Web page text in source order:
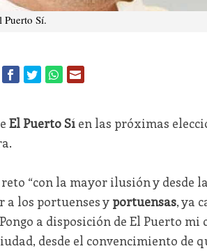
Sí.
El Puerto Síen las próximas
“con la mayor ilusión y desde
los portuenses y portuensas, ya
a disposición de El Puerto mi
desde el convencimiento de